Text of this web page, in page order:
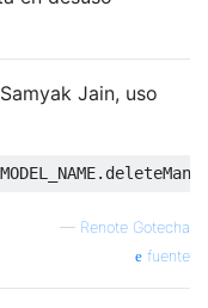
Jain, uso
MODEL_NAME. deleteMany
— Renote Gotecha
fuente